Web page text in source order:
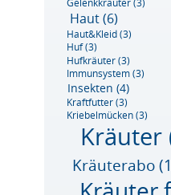
Gelenkkräuter(3)
Haut(6)
Haut&Kleid(3)
Huf(3)
Hufkräuter(3)
Immunsystem(3)
Insekten (4)
Kraftfutter(3)
Kriebelmücken(3)
Kräuter
Kräuterabo